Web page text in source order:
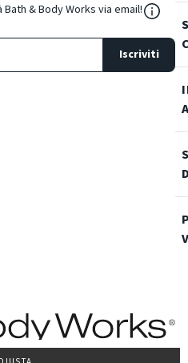
& Body Works via email!
Iscriviti